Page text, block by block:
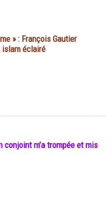
» : François Gautier
éclairé
conjoint m’a trompée et mis